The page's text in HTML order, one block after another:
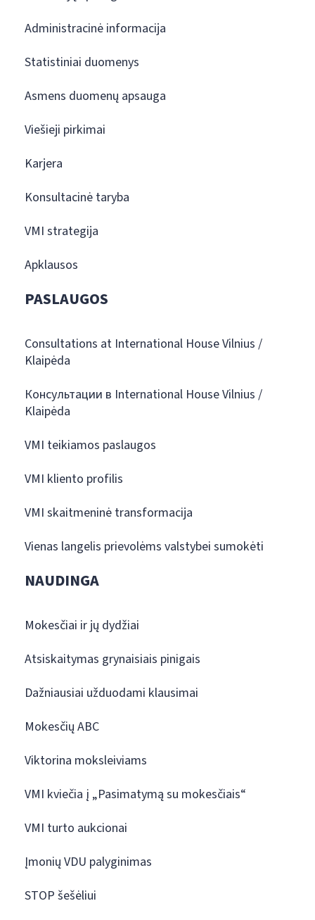
Administracinė informacija
Statistiniai duomenys
Asmens duomenų apsauga
Viešieji pirkimai
Karjera
Konsultacinė taryba
VMI strategija
Apklausos
PASLAUGOS
Consultations at International House Vilnius /
Klaipėda
Консультации в International House Vilnius /
Klaipėda
VMI teikiamos paslaugos
VMI kliento profilis
VMI skaitmeninė transformacija
Vienas langelis prievolėms valstybei sumokėti
NAUDINGA
Mokesčiai ir jų dydžiai
Atsiskaitymas grynaisiais pinigais
Dažniausiai užduodami klausimai
Mokesčių ABC
Viktorina moksleiviams
VMI kviečia į „Pasimatymą su mokesčiais“
VMI turto aukcionai
Įmonių VDU palyginimas
STOP šešėliui